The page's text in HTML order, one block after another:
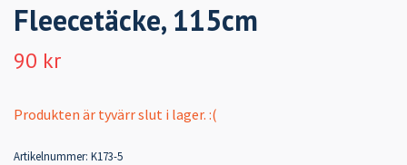
Fleecetäcke, 115cm
90 kr
Produkten är tyvärr slut i lager. :(
Artikelnummer: K173-5